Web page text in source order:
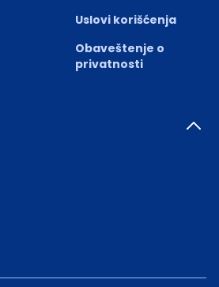
Uslovi korišćenja
Obaveštenje o
privatnosti